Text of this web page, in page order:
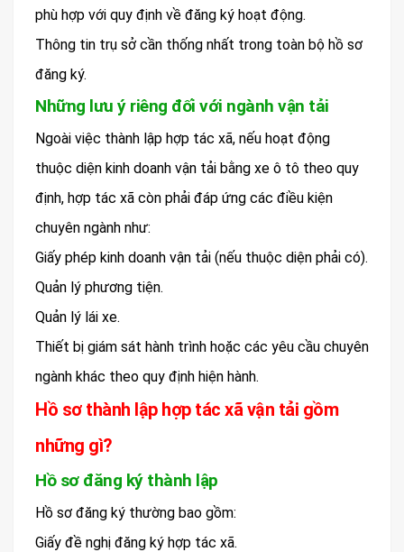
phù hợp với quy định về đăng ký hoạt động.
Thông tin trụ sở cần thống nhất trong toàn bộ hồ sơ
đăng ký.
Những lưu ý riêng đối với ngành vận tải
Ngoài việc thành lập hợp tác xã, nếu hoạt động
thuộc diện kinh doanh vận tải bằng xe ô tô theo quy
định, hợp tác xã còn phải đáp ứng các điều kiện
chuyên ngành như:
Giấy phép kinh doanh vận tải (nếu thuộc diện phải có).
Quản lý phương tiện.
Quản lý lái xe.
Thiết bị giám sát hành trình hoặc các yêu cầu chuyên
ngành khác theo quy định hiện hành.
Hồ sơ thành lập hợp tác xã vận tải gồm
những gì?
Hồ sơ đăng ký thành lập
Hồ sơ đăng ký thường bao gồm:
Giấy đề nghị đăng ký hợp tác xã.